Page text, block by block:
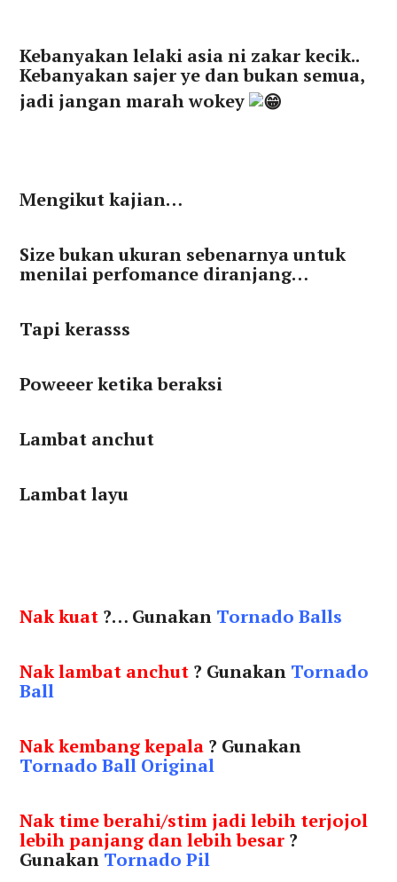
Kebanyakan lelaki asia ni zakar kecik..
Kebanyakan sajer ye dan bukan semua,
jadi jangan marah wokey
Mengikut kajian…
Size bukan ukuran sebenarnya untuk
menilai perfomance diranjang…
Tapi kerasss
Poweeer ketika beraksi
Lambat anchut
Lambat layu
Nak kuat ?… Gunakan Tornado Balls
Nak lambat anchut ? Gunakan Tornado
Ball
Nak kembang kepala ? Gunakan
Tornado Ball Original
Nak time berahi/stim jadi lebih terjojol
lebih panjang dan lebih besar ?
Gunakan Tornado Pil